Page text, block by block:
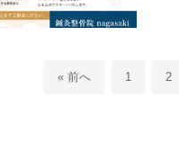
« 前へ 1 2